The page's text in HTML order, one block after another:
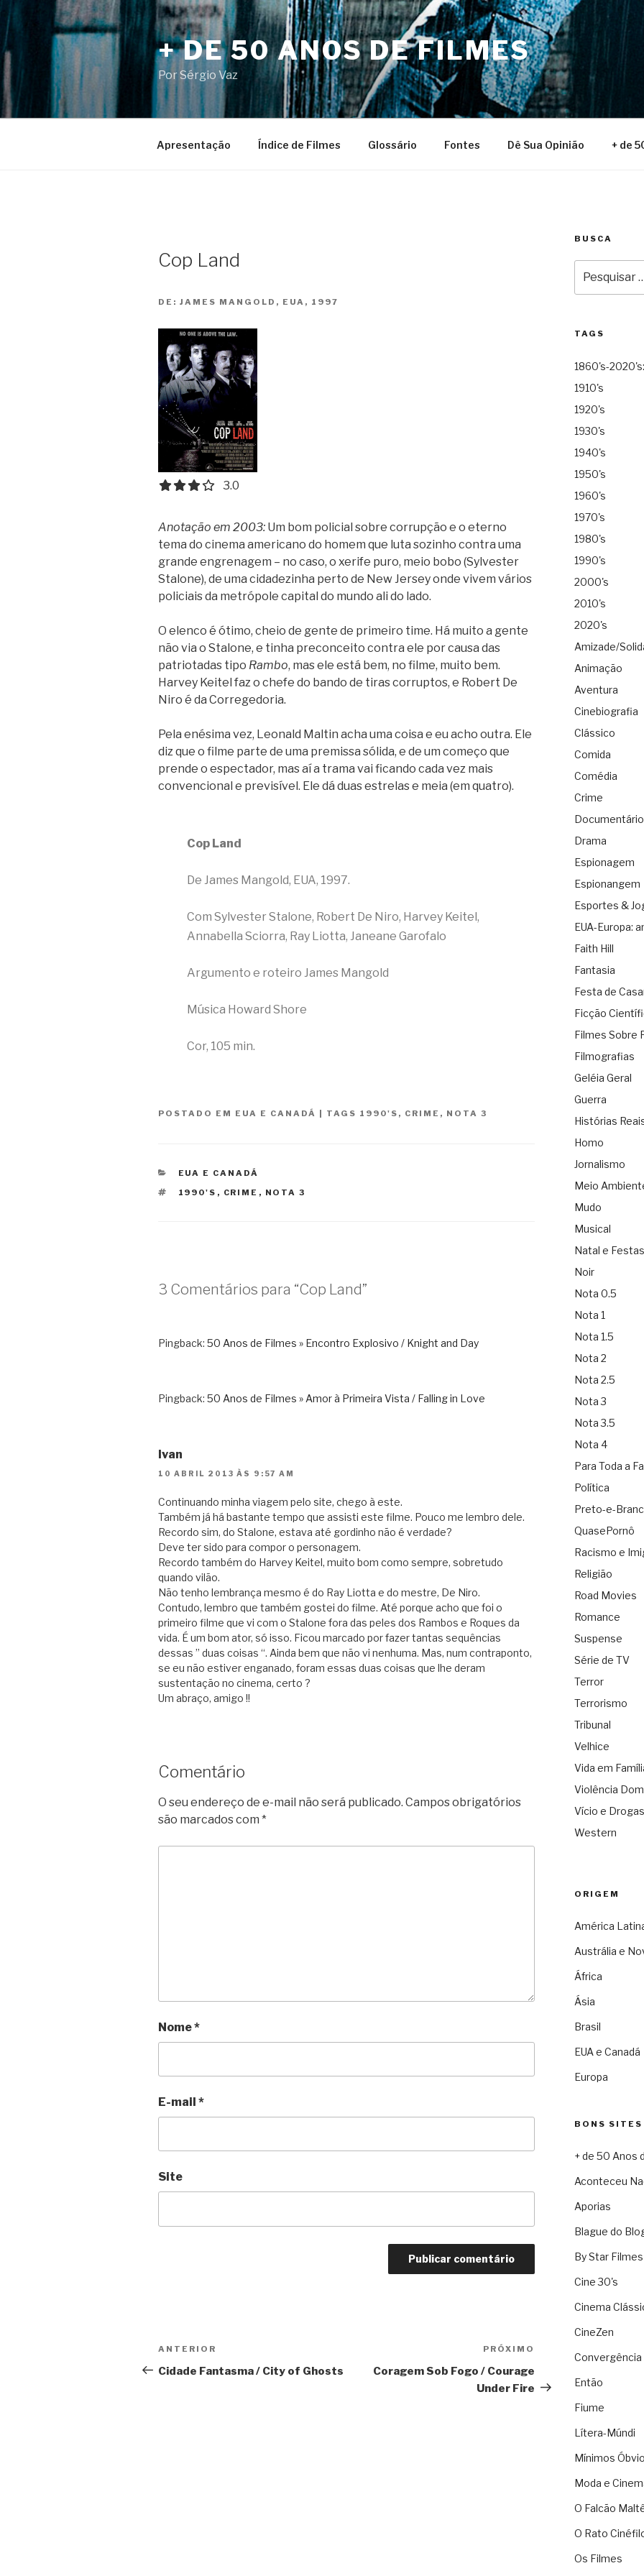
para
o
conteúdo
+ DE 50 ANOS DE FILMES
Por Sérgio Vaz
Apresentação Índice de Filmes Glossário Fontes Dê Sua Opinião + de
Cop Land
DE: JAMES MANGOLD, EUA, 1997
3.0 out of 5.0 stars
3.0
Anotação em 2003: Um bom policial sobre corrupção e o eterno
tema do cinema americano do homem que luta sozinho contra uma
grande engrenagem – no caso, o xerife puro, meio bobo (Sylvester
Stalone), de uma cidadezinha perto de New Jersey onde vivem vários
policiais da metrópole capital do mundo ali do lado.
O elenco é ótimo, cheio de gente de primeiro time. Há muito a gente
não via o Stalone, e tinha preconceito contra ele por causa das
patriotadas tipo Rambo, mas ele está bem, no filme, muito bem.
Harvey Keitel faz o chefe do bando de tiras corruptos, e Robert De
Niro é da Corregedoria.
Pela enésima vez, Leonald Maltin acha uma coisa e eu acho outra. Ele
diz que o filme parte de uma premissa sólida, e de um começo que
prende o espectador, mas aí a trama vai ficando cada vez mais
convencional e previsível. Ele dá duas estrelas e meia (em quatro).
Cop Land
De James Mangold, EUA, 1997.
Com Sylvester Stalone, Robert De Niro, Harvey Keitel,
Annabella Sciorra, Ray Liotta, Janeane Garofalo
Argumento e roteiro James Mangold
Música Howard Shore
Cor, 105 min.
POSTADO EM EUA E CANADÁ | TAGS 1990'S , CRIME , NOTA 3
CATEGORIAS
EUA E CANADÁ
TAGS
1990'S , CRIME , NOTA 3
3 Comentários para “Cop Land”
Pingback: 50 Anos de Filmes » Encontro Explosivo / Knight and Day
Pingback: 50 Anos de Filmes » Amor à Primeira Vista / Falling in Love
Ivan
10 ABRIL 2013 ÀS 9:57 AM
Continuando minha viagem pelo site, chego à este.
Também já há bastante tempo que assisti este filme. Pouco me lembro dele.
Recordo sim, do Stalone, estava até gordinho não é verdade?
Deve ter sido para compor o personagem.
Recordo também do Harvey Keitel, muito bom como sempre, sobretudo
quando vilão.
Não tenho lembrança mesmo é do Ray Liotta e do mestre, De Niro.
Contudo, lembro que também gostei do filme. Até porque acho que foi o
primeiro filme que vi com o Stalone fora das peles dos Rambos e Roques da
vida. É um bom ator, só isso. Ficou marcado por fazer tantas sequências
dessas ” duas coisas “. Ainda bem que não vi nenhuma. Mas, num contraponto,
se eu não estiver enganado, foram essas duas coisas que lhe deram
sustentação no cinema, certo ?
Um abraço, amigo !!
Comentário
O seu endereço de e-mail não será publicado. Campos obrigatórios
são marcados com *
Nome*
E-mail *
Site
Navegação
de
Anterior
ANTERIOR
Cidade Fantasma / City of Ghosts
Próximo
PRÓXIMO
Coragem Sob Fogo / Courage
Under Fire
BUSCA
por:
TAGS
1860's-
1910's
1920's
1930's
1940's
1950's
1960's
1970's
1980's
1990's
2000's
2010's
2020's
Amizade/
Animação
Aventura
Cinebiografia
Clássico
Comida
Comédia
Crime
Documentário
Drama
Espionagem
Espionangem
Esportes &
EUA-Europa:
Faith Hill
Fantasia
Festa de
Ficção
Filmes Sobre
Filmografias
Geléia Geral
Guerra
Histórias
Homo
Jornalismo
Meio
Mudo
Musical
Natal e Festas
Noir
Nota 0.5
Nota 1
Nota 1.5
Nota 2
Nota 2.5
Nota 3
Nota 3.5
Nota 4
Para Toda a
Política
Preto-e-
QuasePornô
Racismo e
Religião
Road Movies
Romance
Suspense
Série de TV
Terror
Terrorismo
Tribunal
Velhice
Vida em
Violência
Vício e Drogas
Western
ORIGEM
América
Austrália e
África
Ásia
Brasil
EUA e Canadá
Europa
BONS SITES
+ de 50 Anos
Aconteceu
Aporias
Blague do
By Star Filmes
Cine 30's
Cinema
CineZen
Convergência
Então
Fiume
Lítera-Múndi
Mínimos
Moda e
O Falcão
O Rato
Os Filmes